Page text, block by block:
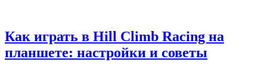
Как играть в Hill Climb Racing на
планшете: настройки и советы